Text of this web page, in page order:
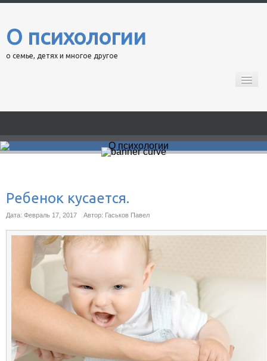
О психологии
о семье, детях и многое другое
Психологические тесты.
Контакты
Ребенок кусается.
Дата: Февраль 17, 2017 Автор: Гаськов Павел